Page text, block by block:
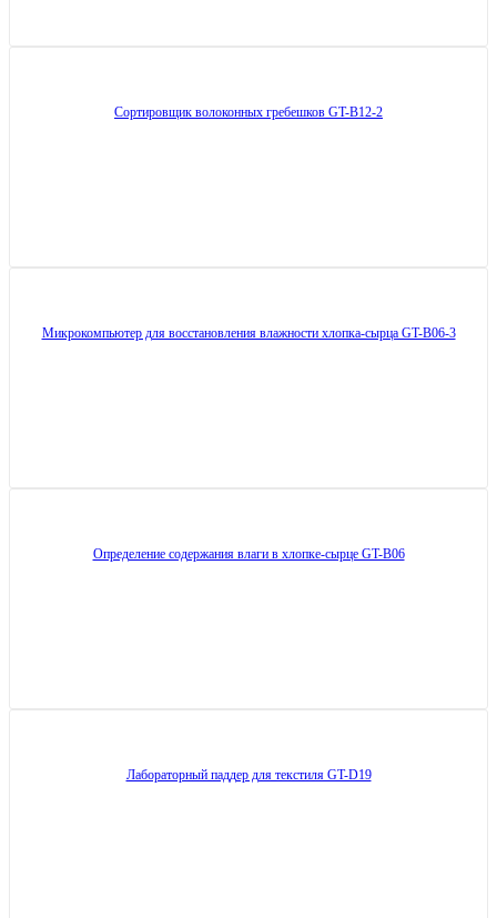
Сортировщик волоконных гребешков GT-B12-2
Микрокомпьютер для восстановления влажности хлопка-сырца GT-B06-3
Определение содержания влаги в хлопке-сырце GT-B06
Лабораторный паддер для текстиля GT-D19